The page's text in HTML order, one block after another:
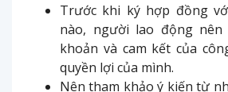
Trước khi ký hợp đồng
nào, người lao động nên
khoản và cam kết của
quyền lợi của mình.
Nên tham khảo ý kiến từ